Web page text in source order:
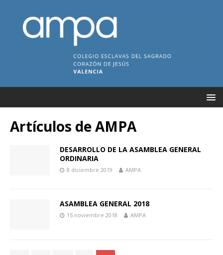
Artículos deAMPA
DESARROLLO DE LA ASAMBLEA GENERAL
ORDINARIA
8 diciembre 2019 AMPA
ASAMBLEA GENERAL 2018
15 noviembre 2018 AMPA